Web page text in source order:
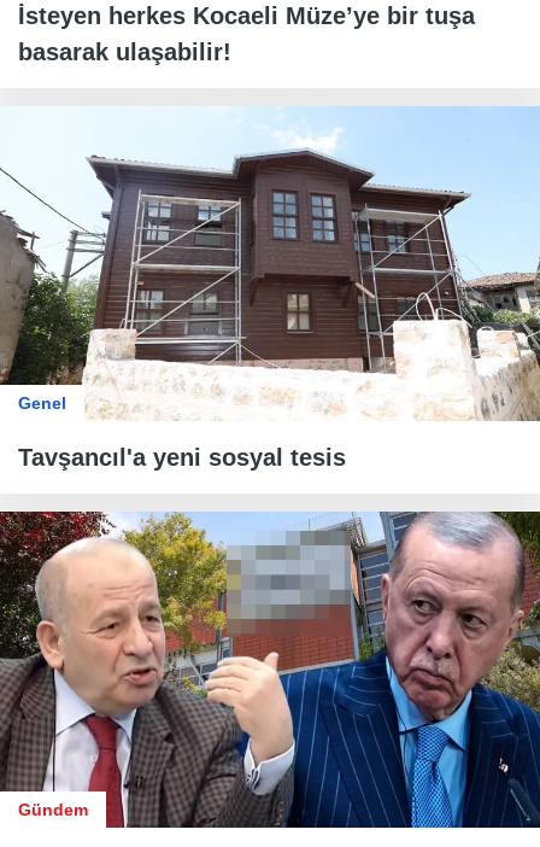
İsteyen herkes Kocaeli Müze’ye bir tuşa
basarak ulaşabilir!
Genel
Tavşancıl'a yeni sosyal tesis
Gündem